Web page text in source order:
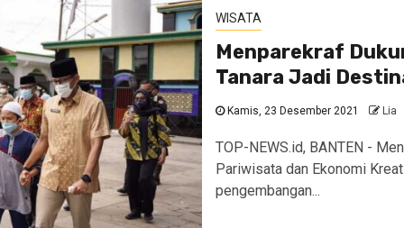
WISATA
Menparekraf
Tanara Jadi
Kamis, 23 Desember 2021 Lia
TOP-NEWS.id, BANTEN -
Pariwisata dan Ekonomi
pengembangan...